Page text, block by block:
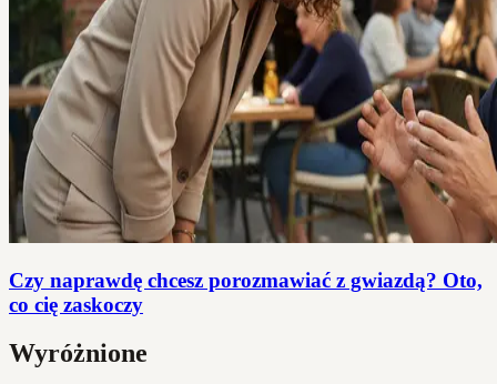
Czy naprawdę chcesz porozmawiać z gwiazdą? Oto,
co cię zaskoczy
Wyróżnione